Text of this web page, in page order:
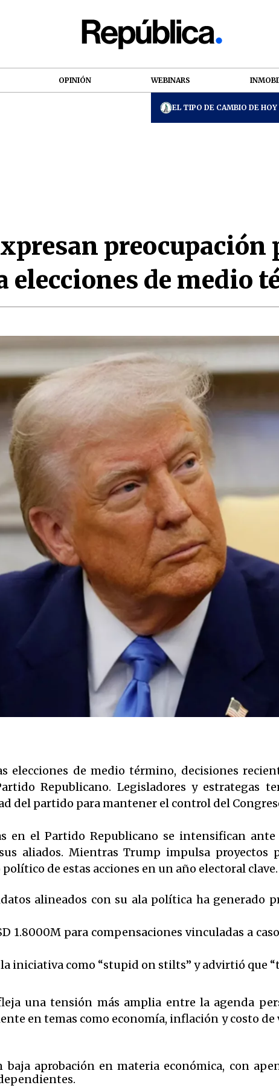
OPINIÓN WEBINARS
EL TIPO DE CAMBIO DE HOY
preocupación
elecciones de medio
elecciones de medio término, decisiones
Republicano. Legisladores y estrategas
del partido para mantener el control del
en el Partido Republicano se intensifican
aliados. Mientras Trump impulsa proyectos
de estas acciones en un año electoral clave.
alineados con su ala política ha generado
1.8000M para compensaciones vinculadas a
iniciativa como “stupid on stilts” y advirtió que
una tensión más amplia entre la agenda
en temas como economía, inflación y costo
baja aprobación en materia económica, con